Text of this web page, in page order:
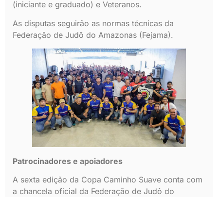
(iniciante e graduado) e Veteranos.
As disputas seguirão as normas técnicas da
Federação de Judô do Amazonas (Fejama).
Patrocinadores e apoiadores
A sexta edição da Copa Caminho Suave conta com
a chancela oficial da Federação de Judô do